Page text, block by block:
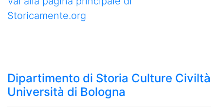
Storicamente.org
Dipartimento di Storia Culture Civiltà
Università di Bologna